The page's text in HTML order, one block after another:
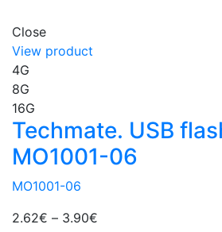
Close
View product
4G
8G
16G
Techmate. USB
MO1001-06
MO1001-06
2.62€ – 3.90€